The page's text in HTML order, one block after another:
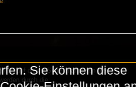
auf dieser Seite finanzieren die
durch die
Sie können diese